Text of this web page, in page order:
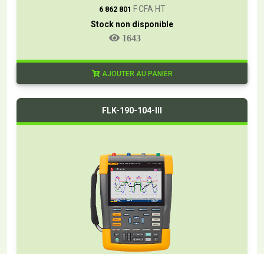
6 862 801 F CFA HT
Stock non disponible
1643
AJOUTER AU PANIER
FLK-190-104-III